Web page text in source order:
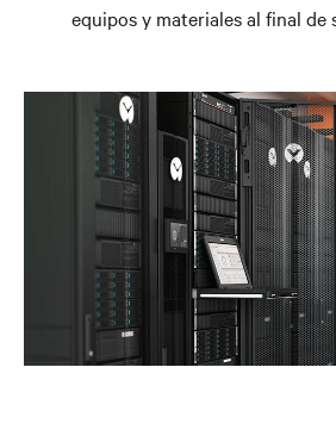
equipos y materiales al final de